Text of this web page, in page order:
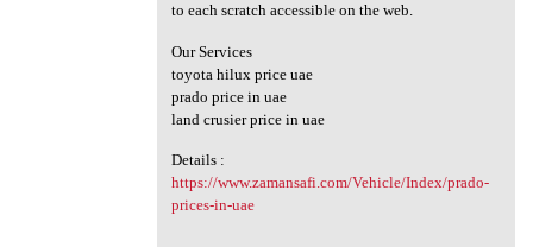
to each scratch accessible on the web.
Our Services
toyota hilux price uae
prado price in uae
land crusier price in uae
Details :
https://www.zamansafi.com/Vehicle/Index/prado-
prices-in-uae